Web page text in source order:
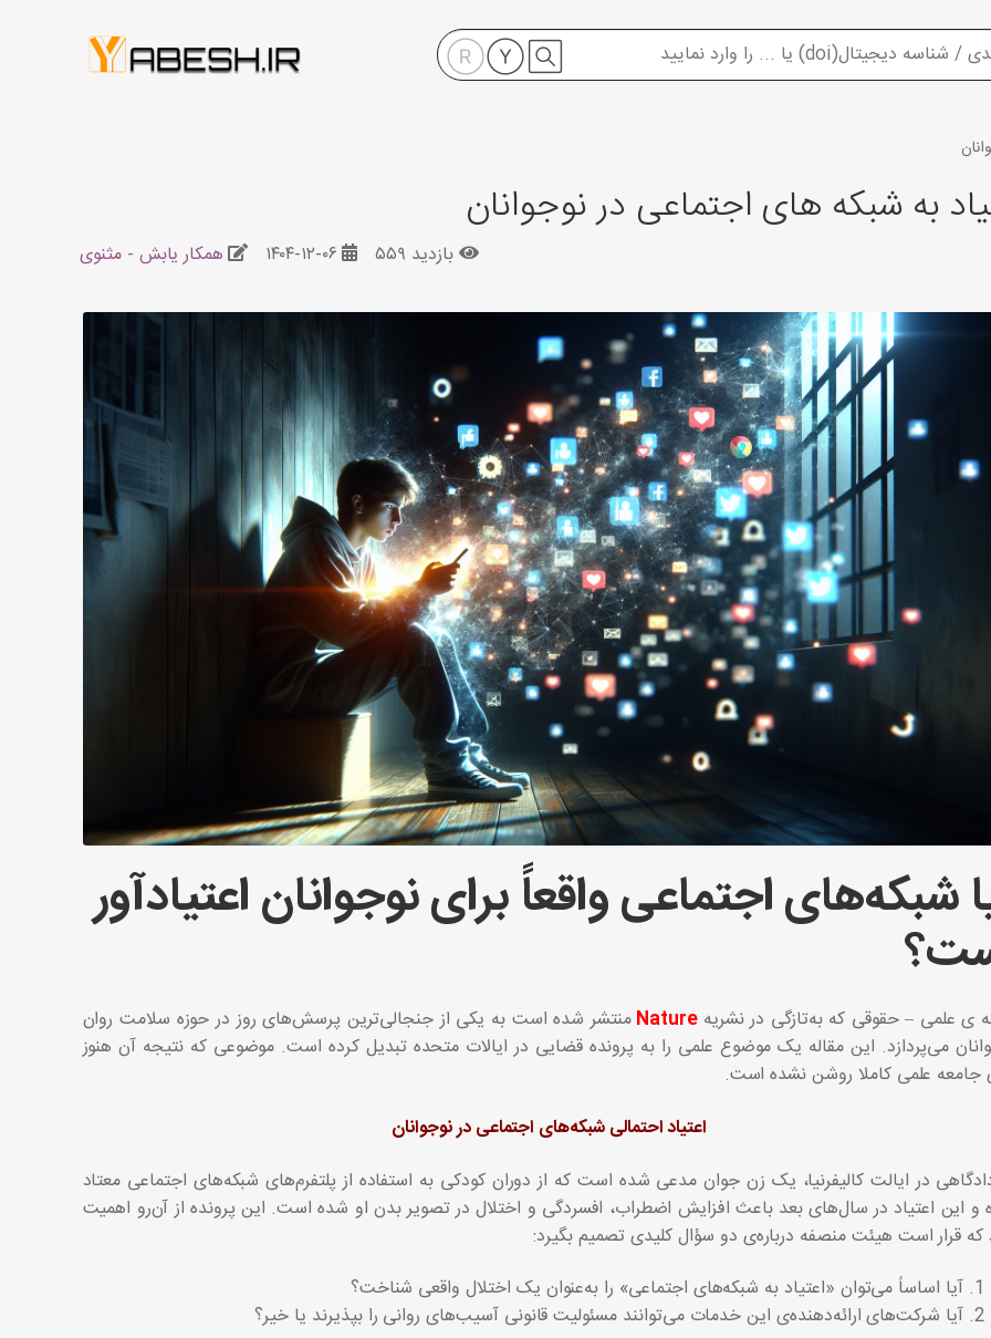
به شبکه های اجتماعی در نوجوانان
همکار یابش - مثنوی ۱۴۰۴-۱۲-۰۶
شبکه‌های اجتماعی واقعاً برای نوجوانان اعتیادآور
ی علمی – حقوقی که به‌تازگی در نشریه
منتشر شده است به یکی از جنجالی‌ترین پرسش‌های روز در حوزه سلامت روان
می‌پردازد. این مقاله یک موضوع علمی را به پرونده قضایی در ایالات متحده تبدیل کرده است. موضوعی که نتیجه آن هنوز
جامعه علمی کاملا روشن نشده است.
اعتیاد احتمالی شبکه‌های اجتماعی در نوجوانان
در ایالت کالیفرنیا، یک زن جوان مدعی شده است که از دوران کودکی به استفاده از پلتفرم‌های شبکه‌های اجتماعی معتاد
و این اعتیاد در سال‌های بعد باعث افزایش اضطراب، افسردگی و اختلال در تصویر بدن او شده است. این پرونده از آن‌رو اهمیت
که قرار است هیئت منصفه درباره‌ی دو سؤال کلیدی تصمیم بگیرد:
آیا اساساً می‌توان «اعتیاد به شبکه‌های اجتماعی» را به‌عنوان یک اختلال واقعی شناخت؟
آیا شرکت‌های ارائه‌دهنده‌ی این خدمات می‌توانند مسئولیت قانونی آسیب‌های روانی را بپذیرند یا خیر؟